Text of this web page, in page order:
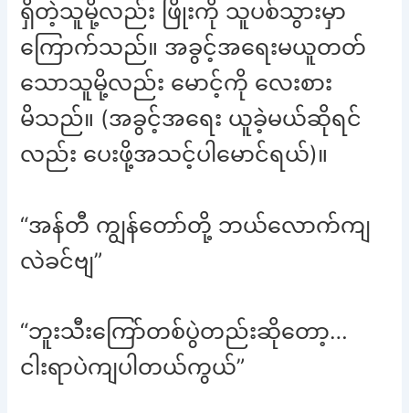
ရှိတဲ့သူမို့လည်း ဖြိုးကို သူပစ်သွားမှာ
ကြောက်သည်။ အခွင့်အရေးမယူတတ်
သောသူမို့လည်း မောင့်ကို လေးစား
မိသည်။ (အခွင့်အရေး ယူခဲ့မယ်ဆိုရင်
လည်း ပေးဖို့အသင့်ပါမောင်ရယ်)။
“အန်တီ ကျွန်တော်တို့ ဘယ်လောက်ကျ
လဲခင်ဗျ”
“ဘူးသီးကြော်တစ်ပွဲတည်းဆိုတော့…
ငါးရာပဲကျပါတယ်ကွယ်”